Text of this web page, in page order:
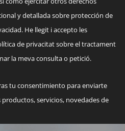
y detallada sobre protección de
He llegit i accepto les
de privacitat sobre el tractament
la meva consulta o petició.
tu consentimiento para enviarte
servicios, novedades de